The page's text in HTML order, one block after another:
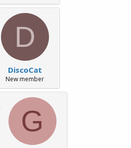
D
DiscoCat
New member
G